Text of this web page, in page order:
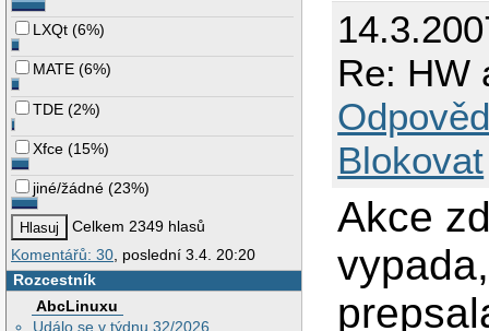
LXQt (6%)
MATE (6%)
TDE (2%)
Xfce (15%)
jiné/žádné (23%)
Celkem 2349 hlasů
Komentářů: 30 , poslední 3.4. 20:20
Rozcestník
AbcLinuxu
Událo se v týdnu 32/2026
Re: HW
Blokovat
Akce